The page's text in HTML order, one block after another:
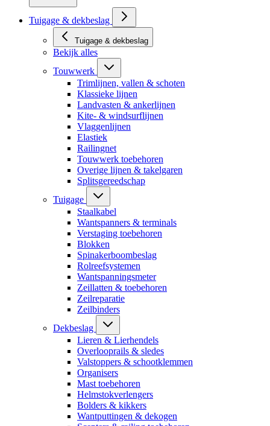
Tuigage & dekbeslag
Tuigage & dekbeslag
Bekijk alles
Touwwerk
Trimlijnen, vallen & schoten
Klassieke lijnen
Landvasten & ankerlijnen
Kite- & windsurflijnen
Vlaggenlijnen
Elastiek
Railingnet
Touwwerk toebehoren
Overige lijnen & takelgaren
Splitsgereedschap
Tuigage
Staalkabel
Wantspanners & terminals
Verstaging toebehoren
Blokken
Spinakerboombeslag
Rolreefsystemen
Wantspanningsmeter
Zeillatten & toebehoren
Zeilreparatie
Zeilbinders
Dekbeslag
Lieren & Lierhendels
Overlooprails & sledes
Valstoppers & schootklemmen
Organisers
Mast toebehoren
Helmstokverlengers
Bolders & kikkers
Wantputtingen & dekogen